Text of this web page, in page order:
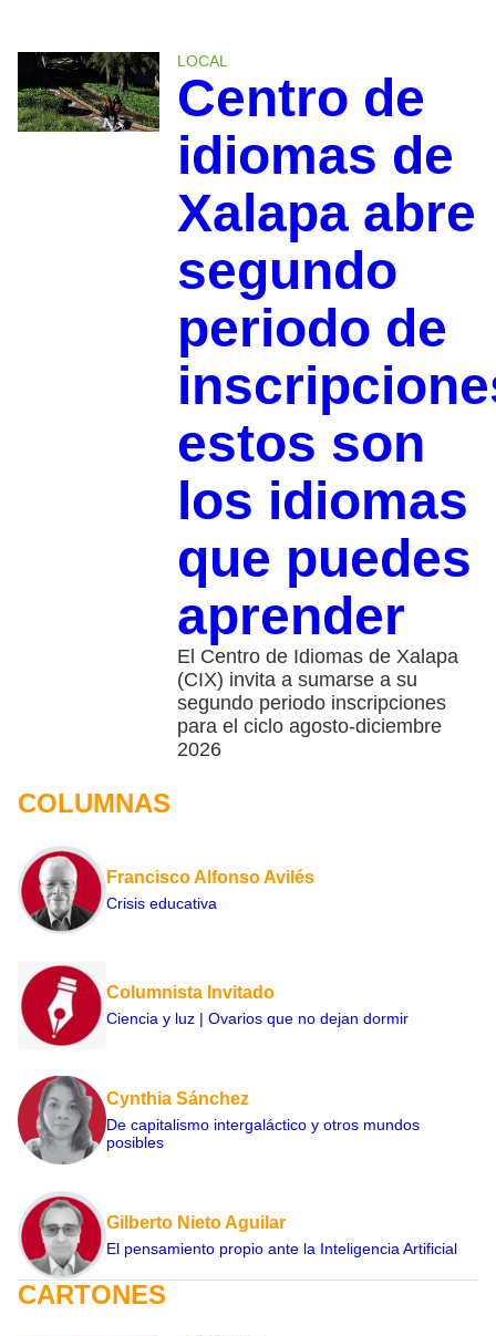
LOCAL
Centro de
idiomas de
Xalapa abre
segundo
periodo de
estos son
los idiomas
que puedes
aprender
El Centro de Idiomas de Xalapa
(CIX) invita a sumarse a su
segundo periodo inscripciones
para el ciclo agosto-diciembre
2026
COLUMNAS
Francisco Alfonso Avilés
Crisis educativa
Columnista Invitado
Ciencia y luz | Ovarios que no dejan dormir
Cynthia Sánchez
De capitalismo intergaláctico y otros mundos
posibles
Gilberto Nieto Aguilar
El pensamiento propio ante la Inteligencia Artificial
CARTONES